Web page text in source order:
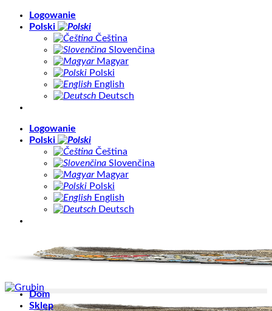
Skip
Logowanie
Polski
Čeština
Slovenčina
Magyar
Polski
English
Deutsch
Logowanie
Polski
Čeština
Slovenčina
Magyar
Polski
English
Deutsch
Dom
Sklep